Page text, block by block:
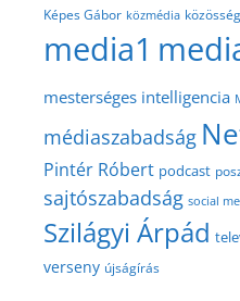
Képes Gábor közmédia
media1
mesterséges intelligencia
médiaszabadság
Pintér Róbert podcast
sajtószabadság social
Szilágyi Árpád
verseny újságírás